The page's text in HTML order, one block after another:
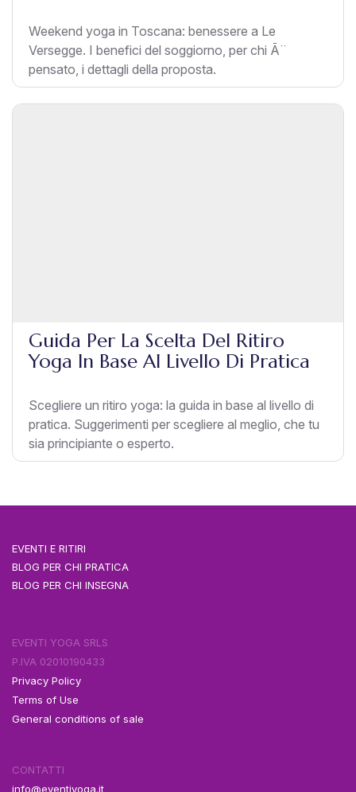
Weekend yoga in Toscana: benessere a Le
Versegge. I benefici del soggiorno, per chi Ã¨
pensato, i dettagli della proposta.
Guida Per La Scelta Del Ritiro
Yoga In Base Al Livello Di Pratica
Scegliere un ritiro yoga: la guida in base al livello di
pratica. Suggerimenti per scegliere al meglio, che tu
sia principiante o esperto.
EVENTI E RITIRI
BLOG PER CHI PRATICA
BLOG PER CHI INSEGNA
EVENTI YOGA SRLS
P.IVA 02010190433
Privacy Policy
Terms of Use
General conditions of sale
CONTATTI
info@eventiyoga.it